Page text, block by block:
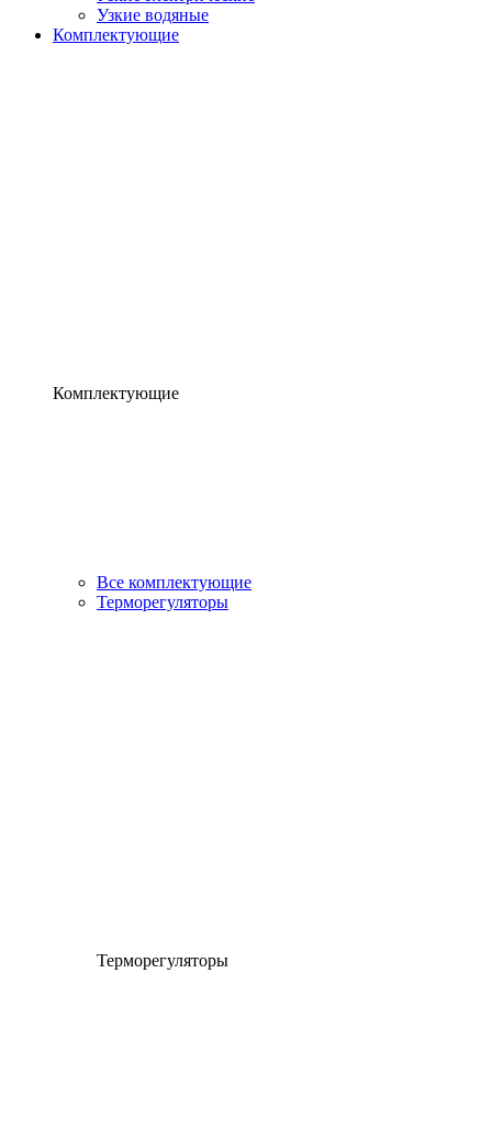
Узкие водяные
Комплектующие
Комплектующие
Все комплектующие
Терморегуляторы
Терморегуляторы